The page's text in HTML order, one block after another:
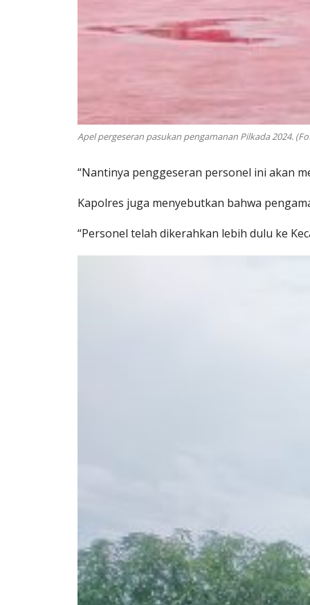
Apel pergeseran pasukan pengamanan Pilkada 2024.
“Nantinya penggeseran personel ini akan
Kapolres juga menyebutkan bahwa
“Personel telah dikerahkan lebih dulu ke